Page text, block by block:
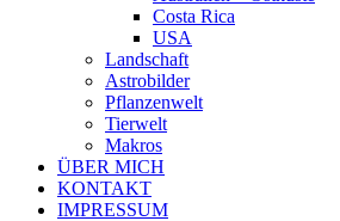
Costa Rica
USA
Landschaft
Astrobilder
Pflanzenwelt
Tierwelt
Makros
ÜBER MICH
KONTAKT
IMPRESSUM